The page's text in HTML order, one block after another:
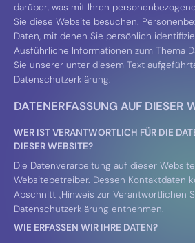
darüber, was mit Ihren
Sie diese Website besuchen.
Daten, mit denen Sie persönlich
Ausführliche Informationen zum Thema
Sie unserer unter diesem Text
Datenschutzerklärung.
DATENERFASSUNG AUF DIESER
WER IST VERANTWORTLICH FÜR DIE
DIESER WEBSITE?
Die Datenverarbeitung auf dieser
Websitebetreiber. Dessen Kontaktdaten
Abschnitt „Hinweis zur Verantwortlichen
Datenschutzerklärung entnehmen.
WIE ERFASSEN WIR IHRE DATEN?